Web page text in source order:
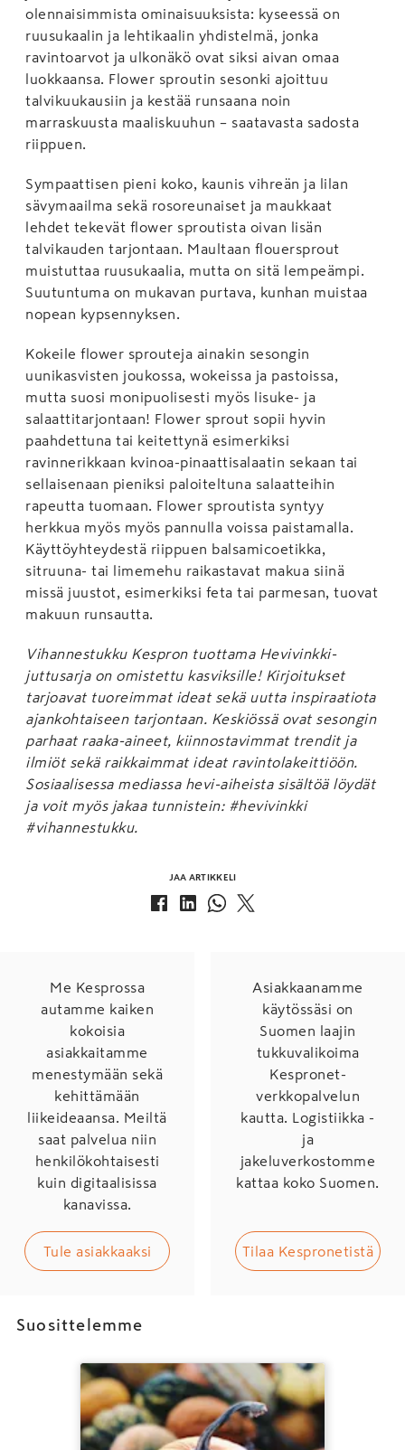
olennaisimmista ominaisuuksista: kyseessä on
ruusukaalin ja lehtikaalin yhdistelmä, jonka
ravintoarvot ja ulkonäkö ovat siksi aivan omaa
luokkaansa. Flower sproutin sesonki ajoittuu
talvikuukausiin ja kestää runsaana noin
marraskuusta maaliskuuhun – saatavasta sadosta
riippuen.
Sympaattisen pieni koko, kaunis vihreän ja lilan
sävymaailma sekä rosoreunaiset ja maukkaat
lehdet tekevät flower sproutista oivan lisän
talvikauden tarjontaan. Maultaan flouersprout
muistuttaa ruusukaalia, mutta on sitä lempeämpi.
Suutuntuma on mukavan purtava, kunhan muistaa
nopean kypsennyksen.
Kokeile flower sprouteja ainakin sesongin
uunikasvisten joukossa, wokeissa ja pastoissa,
mutta suosi monipuolisesti myös lisuke- ja
salaattitarjontaan! Flower sprout sopii hyvin
paahdettuna tai keitettynä esimerkiksi
ravinnerikkaan kvinoa-pinaattisalaatin sekaan tai
sellaisenaan pieniksi paloiteltuna salaatteihin
rapeutta tuomaan. Flower sproutista syntyy
herkkua myös myös pannulla voissa paistamalla.
Käyttöyhteydestä riippuen balsamicoetikka,
sitruuna- tai limemehu raikastavat makua siinä
missä juustot, esimerkiksi feta tai parmesan, tuovat
makuun runsautta.
Vihannestukku Kespron tuottama Hevivinkki-
juttusarja on omistettu kasviksille! Kirjoitukset
tarjoavat tuoreimmat ideat sekä uutta inspiraatiota
ajankohtaiseen tarjontaan. Keskiössä ovat sesongin
parhaat raaka-aineet, kiinnostavimmat trendit ja
ilmiöt sekä raikkaimmat ideat ravintolakeittiöön.
Sosiaalisessa mediassa hevi-aiheista sisältöä löydät
ja voit myös jakaa tunnistein: #hevivinkki
#vihannestukku.
JAA ARTIKKELI
Me Kesprossa
autamme kaiken
kokoisia
asiakkaitamme
menestymään sekä
kehittämään
liikeideaansa. Meiltä
saat palvelua niin
henkilökohtaisesti
kuin digitaalisissa
kanavissa.
Tule asiakkaaksi
Asiakkaanamme
käytössäsi on
Suomen laajin
tukkuvalikoima
Kespronet-
verkkopalvelun
kautta. Logistiikka -
ja
jakeluverkostomme
kattaa koko Suomen.
Tilaa Kespronetistä
Suosittelemme